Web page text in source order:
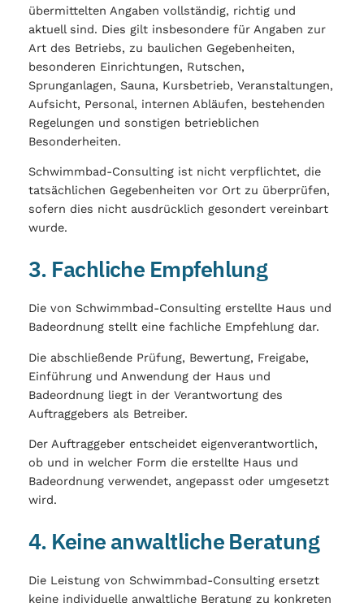
übermittelten Angaben vollständig, richtig und
aktuell sind. Dies gilt insbesondere für Angaben zur
Art des Betriebs, zu baulichen Gegebenheiten,
besonderen Einrichtungen, Rutschen,
Sprunganlagen, Sauna, Kursbetrieb, Veranstaltungen,
Aufsicht, Personal, internen Abläufen, bestehenden
Regelungen und sonstigen betrieblichen
Besonderheiten.
Schwimmbad-Consulting ist nicht verpflichtet, die
tatsächlichen Gegebenheiten vor Ort zu überprüfen,
sofern dies nicht ausdrücklich gesondert vereinbart
wurde.
3. Fachliche Empfehlung
Die von Schwimmbad-Consulting erstellte Haus und
Badeordnung stellt eine fachliche Empfehlung dar.
Die abschließende Prüfung, Bewertung, Freigabe,
Einführung und Anwendung der Haus und
Badeordnung liegt in der Verantwortung des
Auftraggebers als Betreiber.
Der Auftraggeber entscheidet eigenverantwortlich,
ob und in welcher Form die erstellte Haus und
Badeordnung verwendet, angepasst oder umgesetzt
wird.
4. Keine anwaltliche Beratung
Die Leistung von Schwimmbad-Consulting ersetzt
keine individuelle anwaltliche Beratung zu konkreten